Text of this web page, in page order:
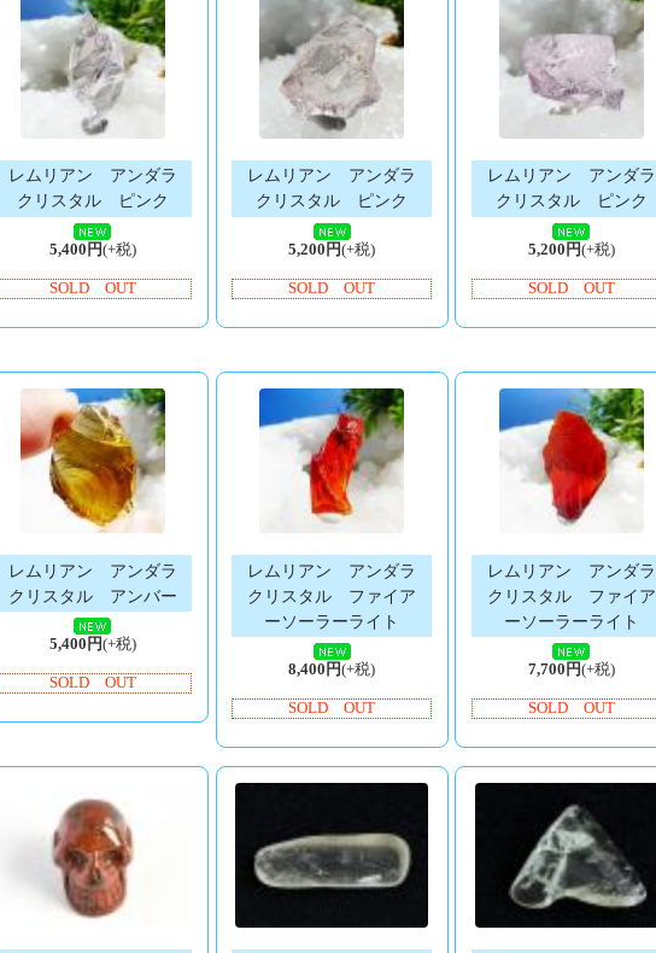
レムリアン アンダラ
クリスタル ピンク
5,400円(+税)
SOLD OUT
レムリアン アンダラ
クリスタル ピンク
5,200円(+税)
SOLD OUT
レムリアン アンダラ
クリスタル ピンク
5,200円(+税)
SOLD OUT
レムリアン アンダラ
クリスタル アンバー
5,400円(+税)
SOLD OUT
レムリアン アンダラ
クリスタル ファイア
ーソーラーライト
8,400円(+税)
SOLD OUT
レムリアン アンダラ
クリスタル ファイア
ーソーラーライト
7,700円(+税)
SOLD OUT